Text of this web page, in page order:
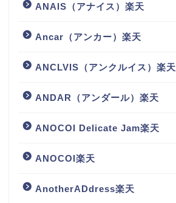
ANAIS（アナイス）楽天
Ancar（アンカー）楽天
ANCLVIS（アンクルイス）楽天
ANDAR（アンダール）楽天
ANOCOI Delicate Jam楽天
ANOCOI楽天
AnotherADdress楽天